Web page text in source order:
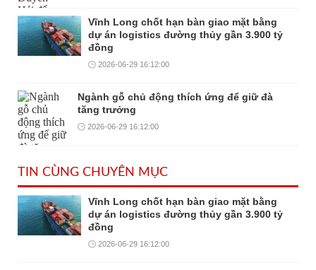
Vĩnh Long chốt hạn bàn giao mặt bằng
dự án logistics đường thủy gần 3.900 tỷ
đồng
2026-06-29 16:12:00
Ngành gỗ chủ động thích ứng để giữ đà
tăng trưởng
2026-06-29 16:12:00
TIN CÙNG CHUYÊN MỤC
Vĩnh Long chốt hạn bàn giao mặt bằng
dự án logistics đường thủy gần 3.900 tỷ
đồng
2026-06-29 16:12:00